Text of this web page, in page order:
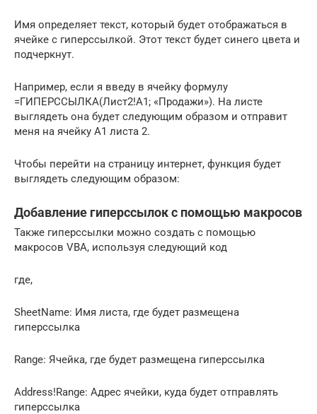
Имя определяет текст, который будет отображаться в
ячейке с гиперссылкой. Этот текст будет синего цвета и
подчеркнут.
Например, если я введу в ячейку формулу
=ГИПЕРССЫЛКА(Лист2!A1; «Продажи»). На листе
выглядеть она будет следующим образом и отправит
меня на ячейку A1 листа 2.
Чтобы перейти на страницу интернет, функция будет
выглядеть следующим образом:
Добавление гиперссылок с помощью макросов
Также гиперссылки можно создать с помощью
макросов VBA, используя следующий код
где,
SheetName: Имя листа, где будет размещена
гиперссылка
Range: Ячейка, где будет размещена гиперссылка
Address!Range: Адрес ячейки, куда будет отправлять
гиперссылка